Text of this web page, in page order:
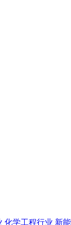
化学工程行业 新